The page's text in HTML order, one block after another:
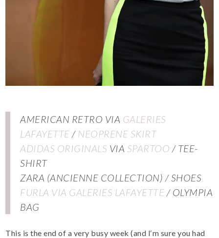
AMERICAN RETRO VIA GALERIES
LAFAYETTE / NEOPRENE SKIRT
ADIDAS ORIGINALS VIA SPARTOO / TEE-
SHIRT
ZARA (ANCIENNE COLLECTION) / SHOES
FURLA VIA GALERIES LAFAYETTE / OLYMPIA
BAG
This is the end of a very busy week (and I‘m sure you had